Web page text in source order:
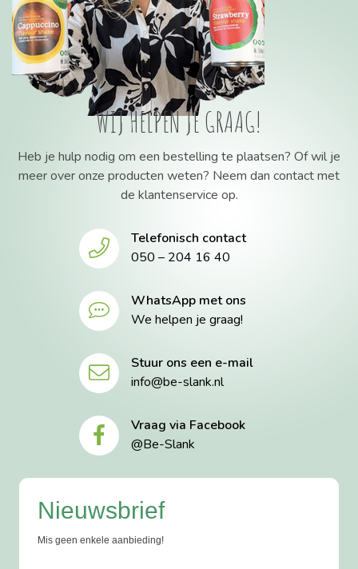
WIJ HELPEN JE GRAAG!
Heb je hulp nodig om een bestelling te plaatsen? Of wil je
meer over onze producten weten? Neem dan contact met
de klantenservice op.
Telefonisch contact
050 – 204 16 40
WhatsApp met ons
We helpen je graag!
Stuur ons een e-mail
info@be-slank.nl
Vraag via Facebook
@Be-Slank
Nieuwsbrief
Mis geen enkele aanbieding!